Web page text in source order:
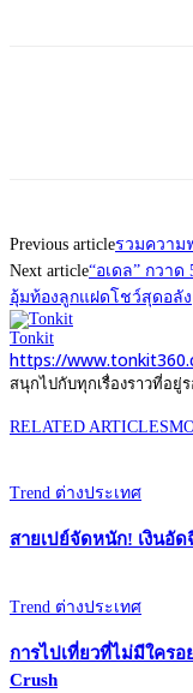
Previous articleรวมความ
Next article“อเดล” กวา
อุ้มท้องลูกแฝดโชว์สุดอลัง
Tonkit
https://
สนุกไปกับทุกเรื่องราวที่อ
RELATED ARTICLES
Trend ต่างประเทศ
สายเปย์จัดหนัก! เงินอั
Trend ต่างประเทศ
การไปเที่ยวที่ไม่มีใคร
Crush